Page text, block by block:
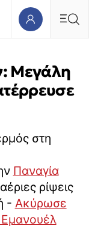
Μεγάλη
στη
Παναγία
ρίψεις
- Ακύρωσε
Εμανουέλ